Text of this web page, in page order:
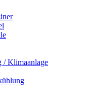
/ Klimaanlage